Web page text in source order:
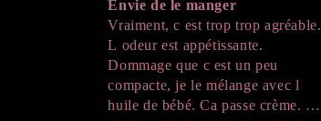
Envie de le manger
Vraiment, c est trop trop agréable.
L odeur est appétissante.
Dommage que c est un peu
compacte, je le mélange avec l
huile de bébé. Ca passe crème. Je